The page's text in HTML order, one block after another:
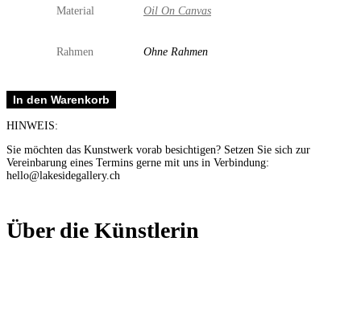
Material Oil On Canvas
Rahmen Ohne Rahmen
Walk
in
Green
Menge
In den Warenkorb
HINWEIS:
Sie möchten das Kunstwerk vorab besichtigen? Setzen Sie sich zur
Vereinbarung eines Termins gerne mit uns in Verbindung:
hello@lakesidegallery.ch
Über die Künstlerin